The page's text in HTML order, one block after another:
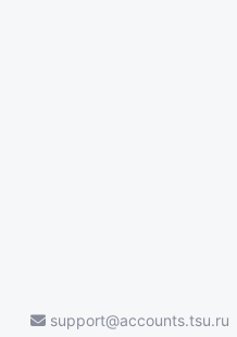
support@accounts.tsu.ru